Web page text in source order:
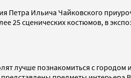
Ильича Чайковского
25 сценических костюмов, в
лучше познакомиться с